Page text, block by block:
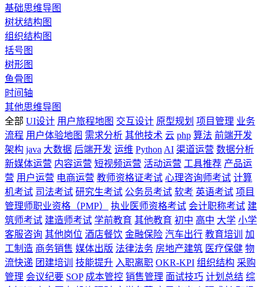
基础思维导图
树状结构图
组织结构图
括号图
树形图
鱼骨图
时间轴
其他思维导图
全部 UI设计 用户旅程地图 交互设计 原型规划 项目管理 业务
流程 用户体验地图 需求分析 其他技术 云 php 算法 前端开发
架构 java 大数据 后端开发 运维 Python AI 渠道运营 数据分析
新媒体运营 内容运营 短视频运营 活动运营 工具推荐 产品运
营 用户运营 电商运营 教师资格证考试 心理咨询师考试 计算
机考试 司法考试 研究生考试 公务员考试 软考 英语考试 项目
管理师职业资格（PMP）
执业医师资格考试 会计职称考试 建
筑师考试 建造师考试 学前教育 其他教育 初中 高中 大学 小学
客服咨询 其他岗位 酒店餐饮 金融保险 汽车出行 教育培训
加
工制造 商务销售 媒体出版 法律法务 房地产建筑 医疗保健 物
流快递 团建培训 技能提升 入职离职 OKR-KPI 组织结构 采购
管理 会议纪要 SOP 成本管控 销售管理 面试技巧 计划总结 综